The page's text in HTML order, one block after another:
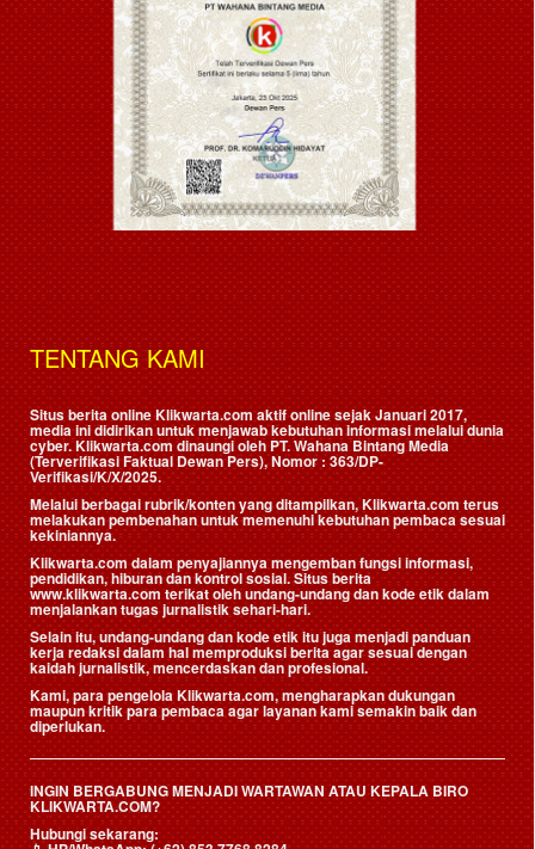
TENTANG KAMI
Situs berita online Klikwarta.com aktif online sejak Januari 2017,
media ini didirikan untuk menjawab kebutuhan informasi melalui dunia
cyber. Klikwarta.com dinaungi oleh PT. Wahana Bintang Media
(Terverifikasi Faktual Dewan Pers), Nomor : 363/DP-
Verifikasi/K/X/2025.
Melalui berbagai rubrik/konten yang ditampilkan, Klikwarta.com terus
melakukan pembenahan untuk memenuhi kebutuhan pembaca sesuai
kekiniannya.
Klikwarta.com dalam penyajiannya mengemban fungsi informasi,
pendidikan, hiburan dan kontrol sosial. Situs berita
www.klikwarta.com terikat oleh undang-undang dan kode etik dalam
menjalankan tugas jurnalistik sehari-hari.
Selain itu, undang-undang dan kode etik itu juga menjadi panduan
kerja redaksi dalam hal memproduksi berita agar sesuai dengan
kaidah jurnalistik, mencerdaskan dan profesional.
Kami, para pengelola Klikwarta.com, mengharapkan dukungan
maupun kritik para pembaca agar layanan kami semakin baik dan
diperlukan.
INGIN BERGABUNG MENJADI WARTAWAN ATAU KEPALA BIRO
KLIKWARTA.COM?
Hubungi sekarang: